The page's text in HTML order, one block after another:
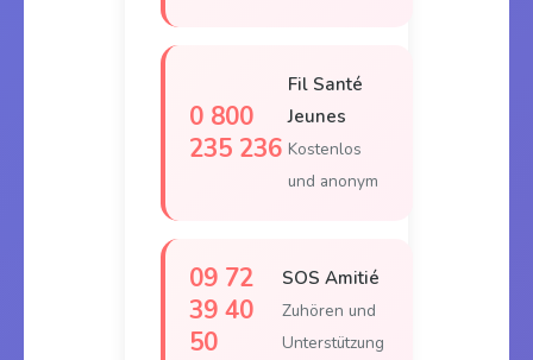
0 800
235 236
Fil Santé
Jeunes
Kostenlos
und anonym
09 72
39 40
50
SOS Amitié
Zuhören und
Unterstützung